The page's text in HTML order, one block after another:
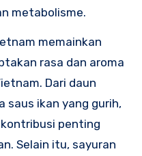
metabolisme.
memainkan
rasa dan aroma
Dari daun
saus ikan yang gurih,
penting
Selain itu, sayuran